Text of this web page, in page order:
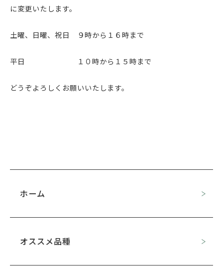
に変更いたします。
土曜、日曜、祝日 ９時から１６時まで
平日 １０時から１５時まで
どうぞよろしくお願いいたします。
ホーム
オススメ品種